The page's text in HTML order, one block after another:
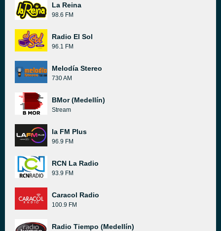
La Reina
98.6 FM
Radio El Sol
96.1 FM
Melodía Stereo
730 AM
BMor (Medellín)
Stream
la FM Plus
96.9 FM
RCN La Radio
93.9 FM
Caracol Radio
100.9 FM
Radio Tiempo (Medellín)